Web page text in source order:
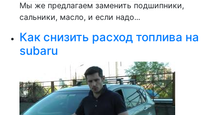
Мы же предлагаем заменить подшипники,
сальники, масло, и если надо...
Как снизить расход топлива на
subaru